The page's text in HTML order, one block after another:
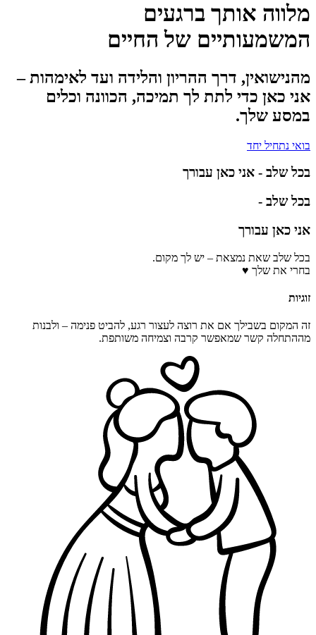
מלווה אותך ברגעים
המשמעותיים של החיים
מהנישואין, דרך ההריון והלידה ועד לאימהות –
אני כאן כדי לתת לך תמיכה, הכוונה וכלים
במסע שלך.
בואי נתחיל יחד
בכל שלב - אני כאן עבורך
בכל שלב -
אני כאן עבורך
בכל שלב שאת נמצאת – יש לך מקום.
בחרי את שלך ♥️
זוגיות
זה המקום בשבילך אם את רוצה לעצור רגע, להביט פנימה – ולבנות
מההתחלה קשר שמאפשר קרבה וצמיחה משותפת.